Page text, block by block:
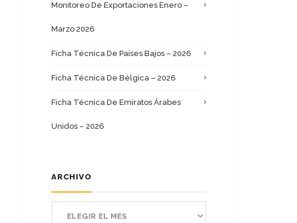
Monitoreo De Exportaciones Enero –
Marzo 2026
Ficha Técnica De Países Bajos – 2026
Ficha Técnica De Bélgica – 2026
Ficha Técnica De Emiratos Árabes
Unidos – 2026
ARCHIVO